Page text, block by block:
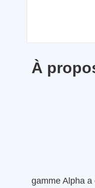
À
gamme Alpha